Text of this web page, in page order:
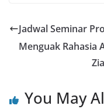
Jadwal Seminar
Menguak Rahasia
You May